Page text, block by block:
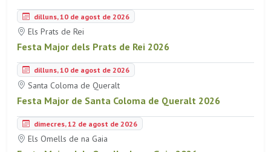
dilluns, 10 de agost de 2026
Els Prats de Rei
Festa Major dels Prats de Rei 2026
dilluns, 10 de agost de 2026
Santa Coloma de Queralt
Festa Major de Santa Coloma de Queralt 2026
dimecres, 12 de agost de 2026
Els Omells de na Gaia